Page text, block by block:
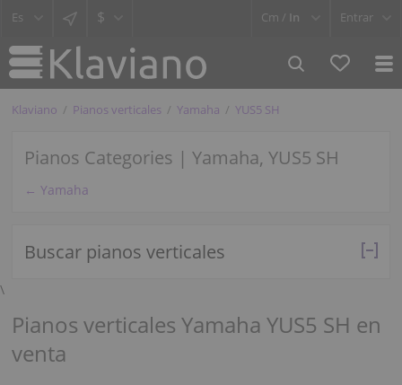
$ Cm / In Entrar
Klaviano Pianos verticales Yamaha YUS5 SH
Pianos Categories | Yamaha, YUS5 SH
← Yamaha
Buscar pianos verticales
\
Pianos verticales Yamaha YUS5 SH en
venta